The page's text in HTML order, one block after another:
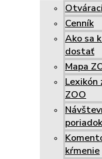
Cenník
Ako sa
dostať
Mapa
ZOO
poriadok
kŕmenie